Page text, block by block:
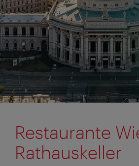
Restaurante
Rathauskeller